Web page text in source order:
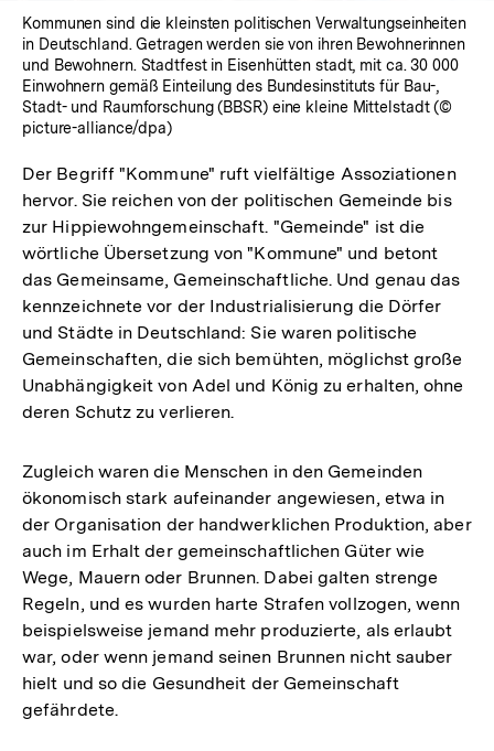
Kommunen sind die kleinsten politischen Verwaltungseinheiten
in Deutschland. Getragen werden sie von ihren Bewohnerinnen
und Bewohnern. Stadtfest in Eisenhütten stadt, mit ca. 30 000
Einwohnern gemäß Einteilung des Bundesinstituts für Bau-,
Stadt- und Raumforschung (BBSR) eine kleine Mittelstadt (©
picture-alliance/dpa)
Der Begriff "Kommune" ruft vielfältige Assoziationen
hervor. Sie reichen von der politischen Gemeinde bis
zur Hippiewohngemeinschaft. "Gemeinde" ist die
wörtliche Übersetzung von "Kommune" und betont
das Gemeinsame, Gemeinschaftliche. Und genau das
kennzeichnete vor der Industrialisierung die Dörfer
und Städte in Deutschland: Sie waren politische
Gemeinschaften, die sich bemühten, möglichst große
Unabhängigkeit von Adel und König zu erhalten, ohne
deren Schutz zu verlieren.
Zugleich waren die Menschen in den Gemeinden
ökonomisch stark aufeinander angewiesen, etwa in
der Organisation der handwerklichen Produktion, aber
auch im Erhalt der gemeinschaftlichen Güter wie
Wege, Mauern oder Brunnen. Dabei galten strenge
Regeln, und es wurden harte Strafen vollzogen, wenn
beispielsweise jemand mehr produzierte, als erlaubt
war, oder wenn jemand seinen Brunnen nicht sauber
hielt und so die Gesundheit der Gemeinschaft
gefährdete.